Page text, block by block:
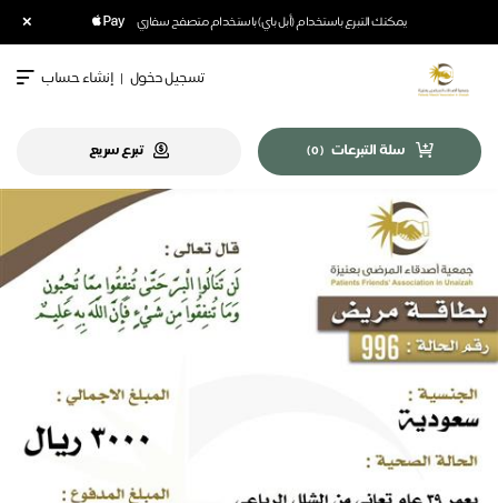
يمكنك التبرع باستخدام (أبل باي) باستخدام متصفح سفاري ×
تسجيل دخول | إنشاء حساب
سلة التبرعات (
0
) تبرع سريع